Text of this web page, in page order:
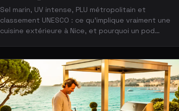
Sel marin, UV intense, PLU métropolitain et
classement UNESCO : ce qu'implique vraiment une
cuisine extérieure à Nice, et pourquoi un pod